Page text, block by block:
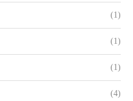
(1)
(1)
(1)
(4)